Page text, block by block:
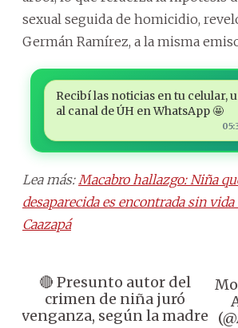
sexual seguida de homicidio,
Germán Ramírez, a la misma
Recibí las noticias en tu celular,
al canal de ÚH en WhatsApp 🤩
Lea más: Macabro hallazgo: Niña
desaparecida es encontrada sin
Caazapá
🔴 Presunto autor del
crimen de niña juró
venganza, según la madre